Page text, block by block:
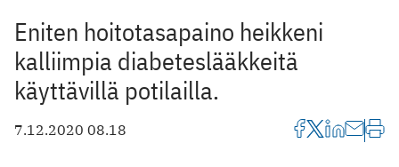
Eniten hoitotasapaino heikkeni
kalliimpia diabeteslääkkeitä
käyttävillä potilailla.
7.12.2020 08.18